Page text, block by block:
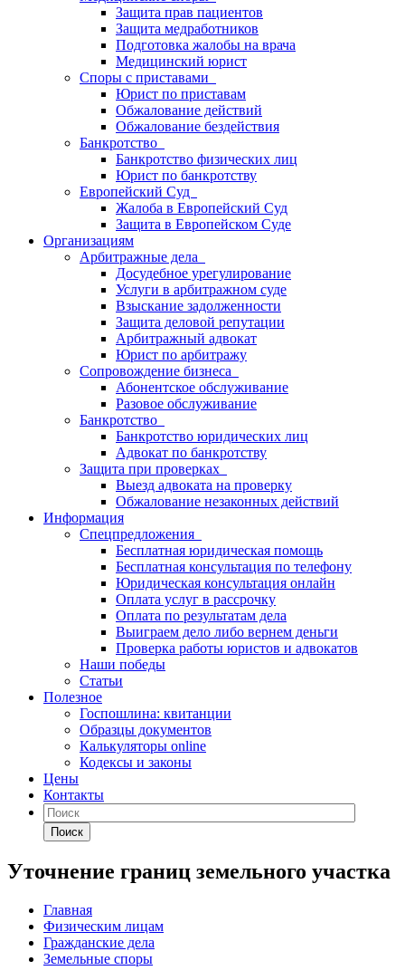
Защита прав пациентов
Защита медработников
Подготовка жалобы на врача
Медицинский юрист
Споры с приставами
Юрист по приставам
Обжалование действий
Обжалование бездействия
Банкротство
Банкротство физических лиц
Юрист по банкротству
Европейский Суд
Жалоба в Европейский Суд
Защита в Европейском Суде
Организациям
Арбитражные дела
Досудебное урегулирование
Услуги в арбитражном суде
Взыскание задолженности
Защита деловой репутации
Арбитражный адвокат
Юрист по арбитражу
Сопровождение бизнеса
Абонентское обслуживание
Разовое обслуживание
Банкротство
Банкротство юридических лиц
Адвокат по банкротству
Защита при проверках
Выезд адвоката на проверку
Обжалование незаконных действий
Информация
Спецпредложения
Бесплатная юридическая помощь
Бесплатная консультация по телефону
Юридическая консультация онлайн
Оплата услуг в рассрочку
Оплата по результатам дела
Выиграем дело либо вернем деньги
Проверка работы юристов и адвокатов
Наши победы
Статьи
Полезное
Госпошлина: квитанции
Образцы документов
Калькуляторы online
Кодексы и законы
Цены
Контакты
Поиск
Уточнение границ земельного участка
Главная
Физическим лицам
Гражданские дела
Земельные споры